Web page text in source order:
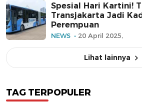
Spesial Hari Kartini!
Transjakarta Jadi
Perempuan
NEWS 20 April 2025,
Lihat lainnya
TAG TERPOPULER